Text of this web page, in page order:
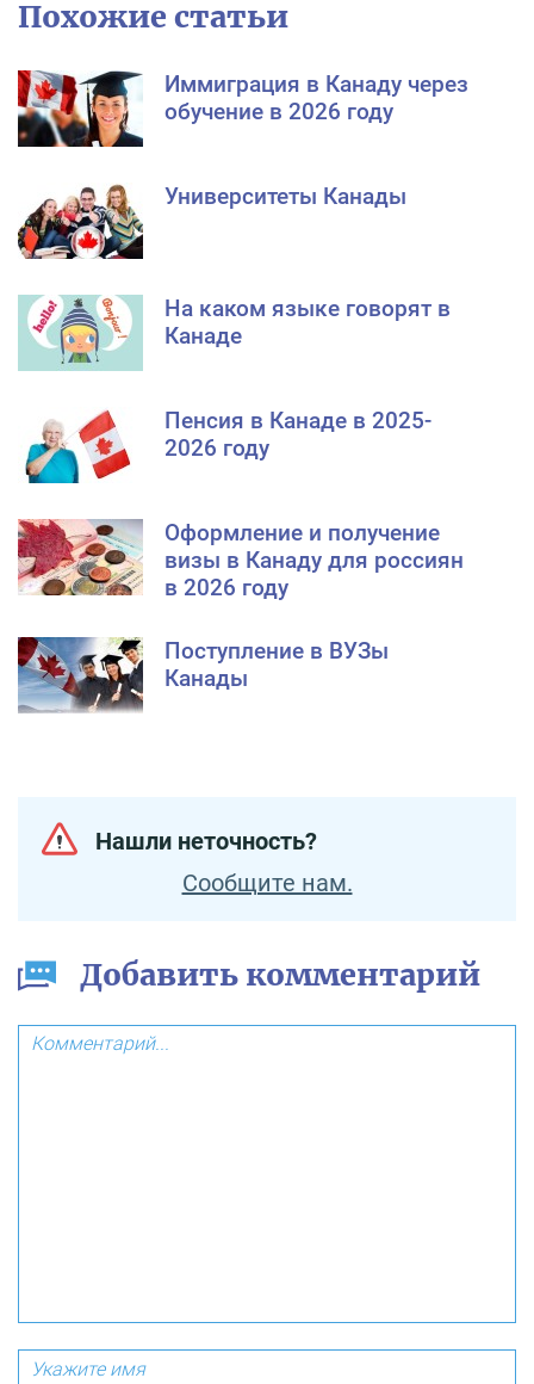
Похожие статьи
Иммиграция в Канаду через
обучение в 2026 году
Университеты Канады
На каком языке говорят в
Канаде
Пенсия в Канаде в 2025-
2026 году
Оформление и получение
визы в Канаду для россиян
в 2026 году
Поступление в ВУЗы
Канады
Нашли неточность?
Сообщите нам.
Добавить комментарий